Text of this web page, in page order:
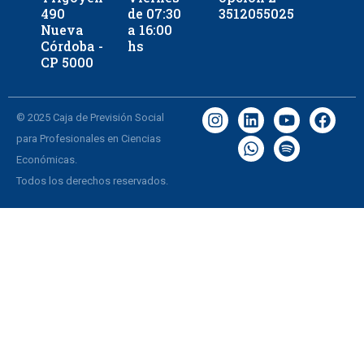
490
Nueva
Córdoba -
CP 5000
de 07:30
a 16:00
hs
3512055025
© 2025 Caja de Previsión Social
para Profesionales en Ciencias
Económicas.
Todos los derechos reservados.